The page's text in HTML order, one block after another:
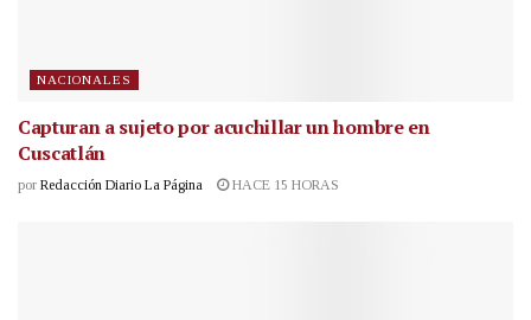
NACIONALES
Capturan a sujeto por acuchillar un hombre en
Cuscatlán
por Redacción Diario La Página HACE 15 HORAS